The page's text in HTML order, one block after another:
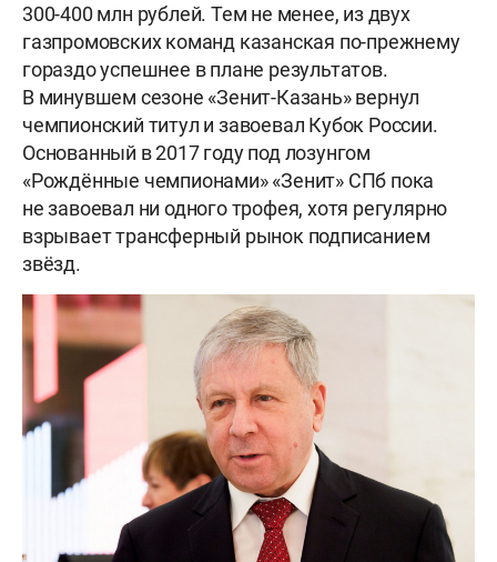
300-400 млн рублей. Тем не менее, из двух
газпромовских команд казанская по-прежнему
гораздо успешнее в плане результатов.
В минувшем сезоне «Зенит-Казань» вернул
чемпионский титул и завоевал Кубок России.
Основанный в 2017 году под лозунгом
«Рождённые чемпионами» «Зенит» СПб пока
не завоевал ни одного трофея, хотя регулярно
взрывает трансферный рынок подписанием
звёзд.